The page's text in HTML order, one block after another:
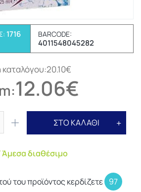
1716 BARCODE:
4011548045282
καταλόγου:20.10€
12.06€
ΣΤΟ ΚΑΛΑΘΙ
Άμεσα διαθέσιμο
του προϊόντος κερδίζετε 97